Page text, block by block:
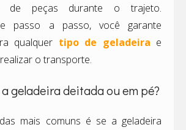
de peças durante o trajeto.
passo a passo, você garante
qualquer tipo de geladeira e
o transporte.
geladeira deitada ou em pé?
mais comuns é se a geladeira